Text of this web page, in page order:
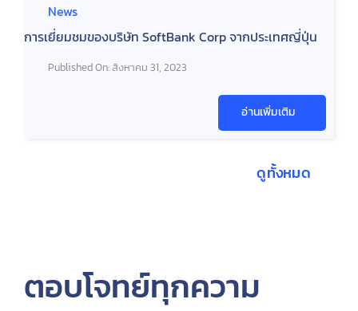
News
การเยี่ยมชมของบริษัท SoftBank Corp จากประเทศญี่ปุ่น
Published On: สิงหาคม 31, 2023
อ่านเพิ่มเติม
ดูทั้งหมด
ตอบโจทย์ทุกความ